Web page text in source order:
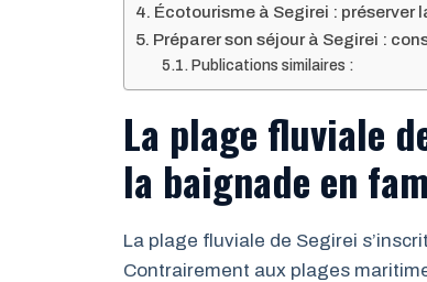
Écotourisme à Segirei : préserver
Préparer son séjour à Segirei :
Publications similaires :
La plage fluviale
la baignade en
La plage fluviale de Segirei
Contrairement aux plages